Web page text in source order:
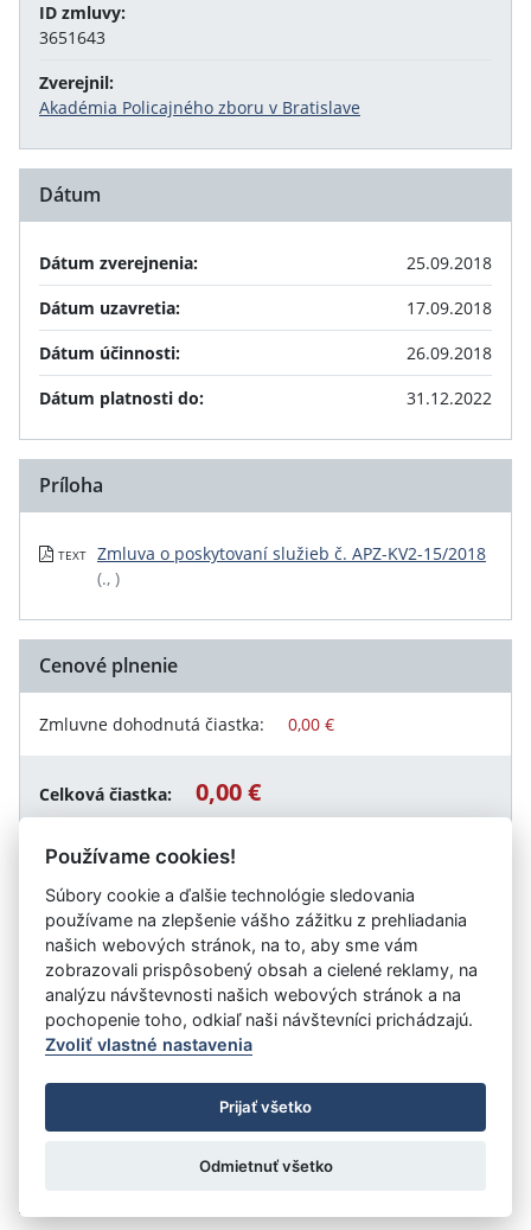
ID zmluvy:
3651643
Zverejnil:
Akadémia Policajného zboru v Bratislave
Dátum
Dátum zverejnenia:
25.09.2018
Dátum uzavretia:
17.09.2018
Dátum účinnosti:
26.09.2018
Dátum platnosti do:
31.12.2022
Príloha
TEXT
Zmluva o poskytovaní služieb č. APZ-KV2-15/2018
(., )
Cenové plnenie
Zmluvne dohodnutá čiastka: 0,00 €
Celková čiastka: 0,00 €
Návrat späť
Vystavil:Akadémia Policajného zboru v Bratislave
Úrad vlády SR
- Všetky práva vyhradené
Prehlásenie o prístupnosti
Zmluvy do 31.12.2010
Nastavenia cookies
: Aglo Solutions
Používame cookies!
Súbory cookie a ďalšie technológie sledovania
používame na zlepšenie vášho zážitku z prehliadania
našich webových stránok, na to, aby sme vám
zobrazovali prispôsobený obsah a cielené reklamy, na
analýzu návštevnosti našich webových stránok a na
pochopenie toho, odkiaľ naši návštevníci prichádzajú.
Zvoliť vlastné nastavenia
Prijať všetko
Odmietnuť všetko